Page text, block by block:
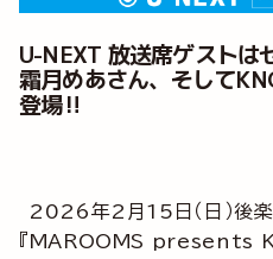
U-NEXT 放送席ゲストは
霜月めあさん、そして
登場‼
2026年2月15日（日）後
『MAROOMS presents